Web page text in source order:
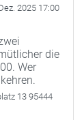
2025 17:00
die
Wer
13 95444